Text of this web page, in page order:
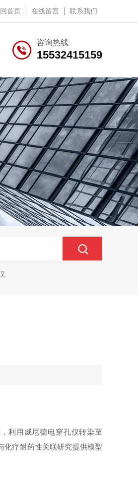
首页 在线留言 联系我们
咨询热线
15532415159
利用威尼德电穿孔仪转染至
化疗耐药性关联研究提供模型